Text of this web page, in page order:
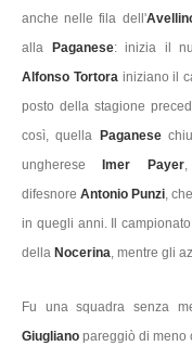
anche nelle fila dell'
alla
Paganese: inizia il
Alfonso Tortora iniziano il
posto della stagione
così, quella
Paganese
ungherese Imer Payer,
difesnore Antonio Punzi,
in quegli anni. Il
della Nocerina, mentre gli
Fu una squadra senza
Giugliano pareggiò di meno